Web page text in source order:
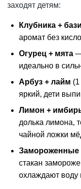
заходят детям:
Клубника +
аромат без
Огурец + мята —
идеально в
Арбуз + лайм
яркий, дети
Лимон +
долька лимона,
чайной ложки
Замороженные
стакан
охлаждают воду